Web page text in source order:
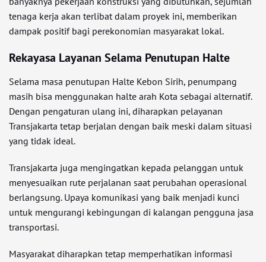
tenaga kerja akan terlibat dalam proyek ini, memberikan
dampak positif bagi perekonomian masyarakat lokal.
Rekayasa Layanan Selama Penutupan Halte
Selama masa penutupan Halte Kebon Sirih, penumpang
masih bisa menggunakan halte arah Kota sebagai alternatif.
Dengan pengaturan ulang ini, diharapkan pelayanan
Transjakarta tetap berjalan dengan baik meski dalam situasi
yang tidak ideal.
Transjakarta juga mengingatkan kepada pelanggan untuk
menyesuaikan rute perjalanan saat perubahan operasional
berlangsung. Upaya komunikasi yang baik menjadi kunci
untuk mengurangi kebingungan di kalangan pengguna jasa
transportasi.
Masyarakat diharapkan tetap memperhatikan informasi